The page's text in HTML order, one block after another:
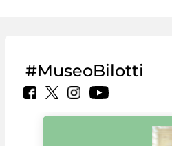
#MuseoBilotti